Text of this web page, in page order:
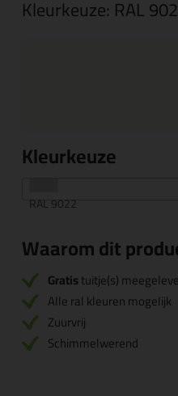
Kleurkeuze: RAL
Kleurkeuze
RAL 9022
Waarom dit
Gratistuitje(s)
Alle ral kleuren mogelijk
Zuurvrij
Schimmelwerend